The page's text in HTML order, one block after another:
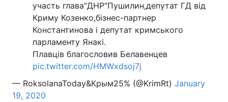
Тема оформлення
участь глава"ДНР"Пушилин,депутат ГД від
Криму Козенко,бізнес-партнер
Константинова і депутат кримського
парламенту Янакі.
Плавців благословив Белавенцев
pic.twitter.com/HMWxdsoj7j
— RoksolanaToday&Крым25% (@KrimRt) January
19, 2020